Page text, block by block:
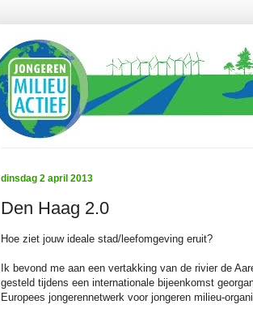
dinsdag 2 april 2013
Den Haag 2.0
Hoe ziet jouw ideale stad/leefomgeving eruit?
Ik bevond me aan een vertakking van de rivier de
gesteld tijdens een internationale bijeenkomst
Europees jongerennetwerk voor jongeren milieu-